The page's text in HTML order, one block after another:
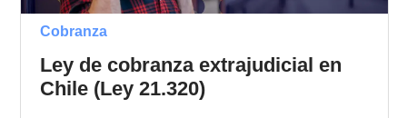
Cobranza
Ley de cobranza extrajudicial en
Chile (Ley 21.320)